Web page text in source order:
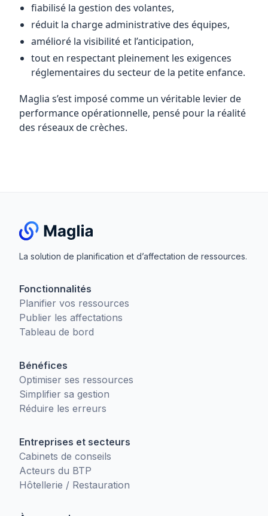
fiabilisé la gestion des volantes,
réduit la charge administrative des équipes,
amélioré la visibilité et l’anticipation,
tout en respectant pleinement les exigences
réglementaires du secteur de la petite enfance.
Maglia s’est imposé comme un véritable levier de
performance opérationnelle, pensé pour la réalité
des réseaux de crèches.
La solution de planification et d’affectation de ressources.
Fonctionnalités
Planifier vos ressources
Publier les affectations
Tableau de bord
Bénéfices
Optimiser ses ressources
Simplifier sa gestion
Réduire les erreurs
Entreprises et secteurs
Cabinets de conseils
Acteurs du BTP
Hôtellerie / Restauration